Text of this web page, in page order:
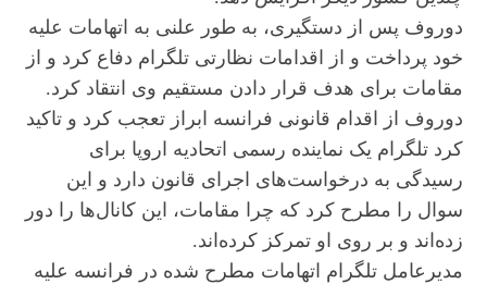
دوروف پس از دستگیری، به طور علنی به اتهامات علیه
خود پرداخت و از اقدامات نظارتی تلگرام دفاع کرد و از
مقامات برای هدف قرار دادن مستقیم وی انتقاد کرد.
دوروف از اقدام قانونی فرانسه ابراز تعجب کرد و تاکید
کرد تلگرام یک نماینده رسمی اتحادیه اروپا برای
رسیدگی به درخواست‌های اجرای قانون دارد و این
سوال را مطرح کرد که چرا مقامات، این کانال‌ها را دور
زده‌اند و بر روی او تمرکز کرده‌اند.
مدیرعامل تلگرام اتهامات مطرح شده در فرانسه علیه